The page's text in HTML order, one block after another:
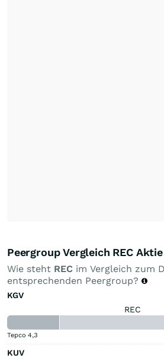
Peergroup Vergleich REC Aktie
Wie steht REC im Vergleich zum
entsprechenden Peergroup?
KGV
REC
Tepco 4,3
KUV